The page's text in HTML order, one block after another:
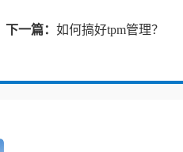
下一篇： 如何搞好tpm管理？